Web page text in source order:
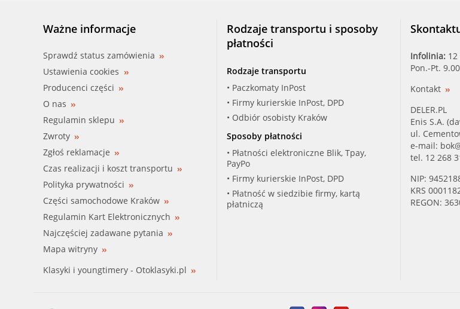
Ważne informacje
Sprawdź status zamówienia
Ustawienia cookies
Producenci części
O nas
Regulamin sklepu
Zwroty
Zgłoś reklamacje
Czas realizacji i koszt transportu
Polityka prywatności
Części samochodowe Kraków
Regulamin Kart Elektronicznych
Najczęściej zadawane pytania
Mapa witryny
Klasyki i youngtimery - Otoklasyki.pl
Rodzaje transportu i sposoby
płatności
Rodzaje transportu
• Paczkomaty InPost
• Firmy kurierskie InPost, DPD
• Odbiór osobisty Kraków
Sposoby płatności
• Płatności elektroniczne Blik, Tpay,
PayPo
• Firmy kurierskie InPost, DPD
• Płatność w siedzibie firmy, kartą
płatniczą
Infolinia: 12
Pon.-Pt.
Kontakt
DELER.PL
Enis S.A.
ul.
e-mail:
tel. 12 268
NIP:
KRS
REGON: